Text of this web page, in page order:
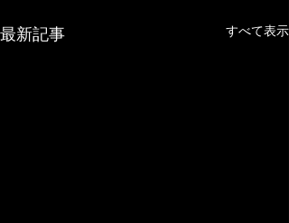
最新記事 すべて表示